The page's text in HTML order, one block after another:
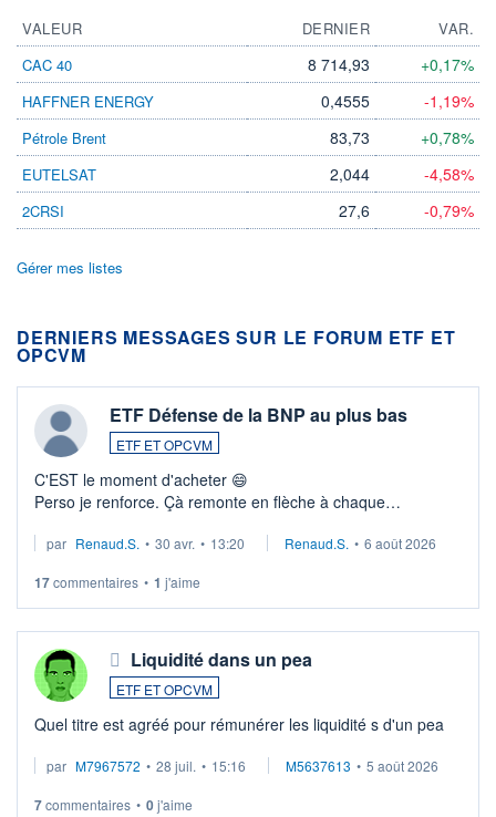
VALEUR DERNIER
VAR.
CAC 40
8 714,93 +0,17%
HAFFNER ENERGY 0,4555 -1,19%
Pétrole Brent 83,73 +0,78%
EUTELSAT 2,044 -4,58%
2CRSI 27,6 -0,79%
Gérer mes listes
DERNIERS MESSAGES SUR LE FORUM ETF ET
OPCVM
ETF Défense de la BNP au plus bas
ETF ET OPCVM
C'EST le moment d'acheter 😄​
Perso je renforce. Çà remonte en flèche à chaque
Investissement long terme tip top pour sa retraite.
par Renaud.S. • 30 avr. • 13:20 Renaud.S. • 6 août 2026
17commentaires • 1 j'aime
Liquidité dans un pea
ETF ET OPCVM
Quel titre est agréé pour rémunérer les liquidité s d'un pea
par M7967572 • 28 juil. • 15:16 M5637613 • 5 août 2026
7commentaires • 0j'aime